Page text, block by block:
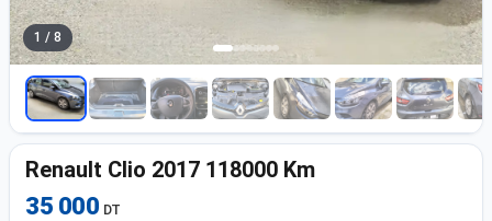
1 / 8
Renault Clio 2017 118000 Km
35 000 DT